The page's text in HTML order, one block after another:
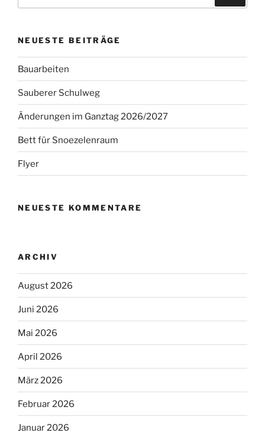
NEUESTE BEITRÄGE
Bauarbeiten
Sauberer Schulweg
Änderungen im Ganztag 2026/2027
Bett für Snoezelenraum
Flyer
NEUESTE KOMMENTARE
ARCHIV
August 2026
Juni 2026
Mai 2026
April 2026
März 2026
Februar 2026
Januar 2026